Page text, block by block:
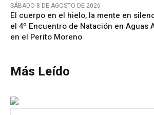
SÁBADO 8 DE AGOSTO DE 2026
El cuerpo en el hielo, la mente en
el 4º Encuentro de Natación en Aguas
en el Perito Moreno
Más Leído